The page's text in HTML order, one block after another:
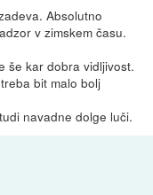
Absolutno
v zimskem času.
še kar dobra vidljivost.
bit malo bolj
navadne dolge luči.